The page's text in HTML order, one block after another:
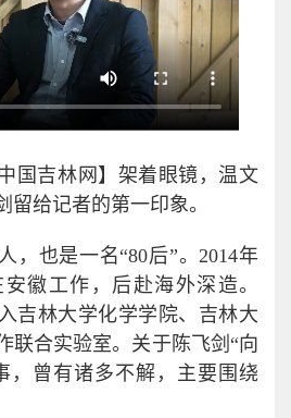
国吉林网】架着眼镜，温文
给记者的第一印象。
，也是一名“80后”。2014年
徽工作，后赴海外深造。
吉林大学化学学院、吉林大
联合实验室。关于陈飞剑“向
，曾有诸多不解，主要围绕